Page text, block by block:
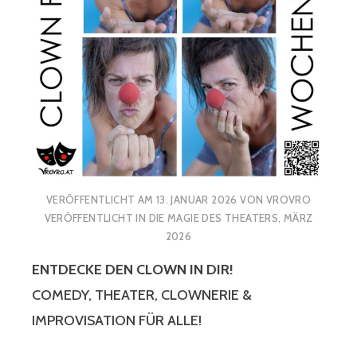
VERÖFFENTLICHT AM 13. JANUAR 2026 VON VROVRO
VERÖFFENTLICHT IN DIE MAGIE DES THEATERS, MÄRZ
2026
ENTDECKE DEN CLOWN IN DIR!
COMEDY, THEATER, CLOWNERIE &
IMPROVISATION FÜR ALLE!